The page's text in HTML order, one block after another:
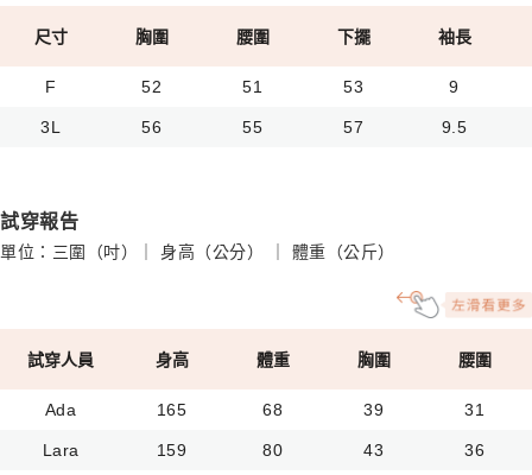
尺寸 胸圍 腰圍 下擺 袖長
F 52 51 53 9
3L 56 55 57 9.5
試穿報告
單位：三圍（吋）｜ 身高（公分） ｜ 體重（公斤）
試穿人員 身高 體重 胸圍 腰圍
Ada 165 68 39 31
Lara 159 80 43 36